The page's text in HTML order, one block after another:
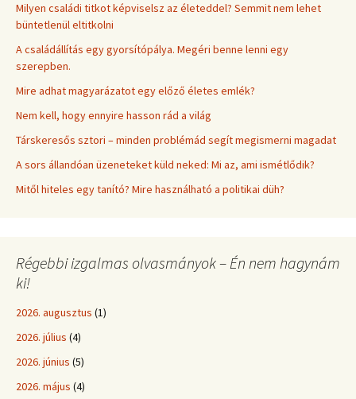
Milyen családi titkot képviselsz az életeddel? Semmit nem lehet
büntetlenül eltitkolni
A családállítás egy gyorsítópálya. Megéri benne lenni egy
szerepben.
Mire adhat magyarázatot egy előző életes emlék?
Nem kell, hogy ennyire hasson rád a világ
Társkeresős sztori – minden problémád segít megismerni magadat
A sors állandóan üzeneteket küld neked: Mi az, ami ismétlődik?
Mitől hiteles egy tanító? Mire használható a politikai düh?
Régebbi izgalmas olvasmányok – Én nem hagynám
ki!
2026. augusztus (1)
2026. július (4)
2026. június (5)
2026. május (4)